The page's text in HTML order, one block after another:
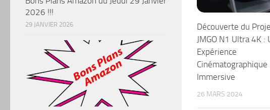
Découverte du
JMGO N1 Ultra 4K :
Expérience
Cinématographique
Immersive
26 MARS 2024
2026 !!!
29 JANVIER 2026